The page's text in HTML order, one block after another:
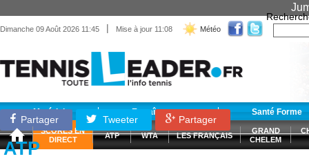
Dimanche 09 Août 2026 11:45 | Mise à jour 11:08 Météo
Matériel Entraînement Santé Forme
SCORES EN
DIRECT
ATP WTA LES FRANÇAIS
GRAND
CHELEM
Partager Tweeter Partager
ATP